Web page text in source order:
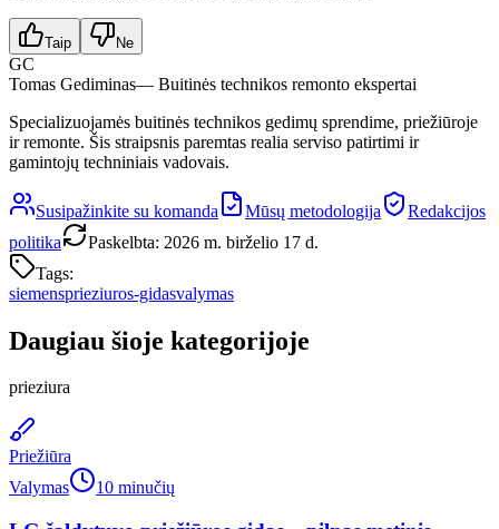
Taip Ne
GC
Tomas Gediminas— Buitinės technikos remonto ekspertai
Specializuojamės buitinės technikos gedimų sprendime, priežiūroje
ir remonte. Šis straipsnis paremtas realia serviso patirtimi ir
gamintojų techniniais vadovais.
Susipažinkite su komanda Mūsų metodologija
Redakcijos
politika
Paskelbta: 2026 m. birželio 17 d.
Tags:
siemensprieziuros-gidasvalymas
Daugiau šioje kategorijoje
prieziura
Priežiūra
Valymas
10 minučių